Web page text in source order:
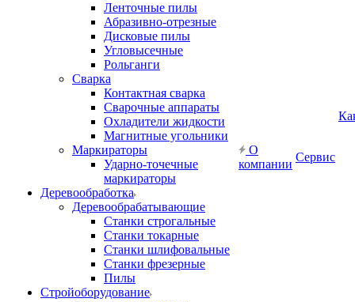
Ленточные пилы
Абразивно-отрезные
Дисковые пилы
Угловысечные
Рольганги
Сварка
Контактная сварка
Сварочные аппараты
Охладители жидкости
Магнитные угольники
Маркираторы
Ударно-точечные
маркираторы
Деревообработка
Деревообрабатывающие
Станки строгальные
Станки токарные
Станки шлифовальные
Станки фрезерные
Пилы
Стройоборудование
О
компании
Сервис